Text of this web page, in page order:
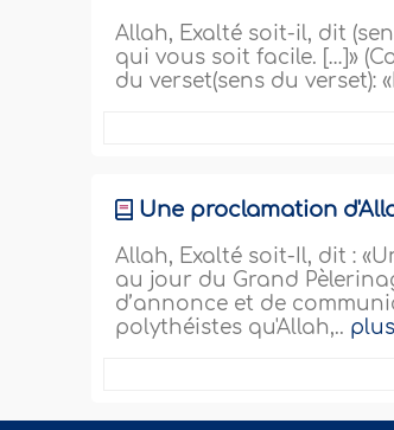
Allah, Exalté soit-il, dit
qui vous soit facile. […]»
du verset(sens du verset):
Une proclamation
Allah, Exalté soit-Il, dit :
au jour du Grand
d’annonce et de
polythéistes qu'Allah,.. plus